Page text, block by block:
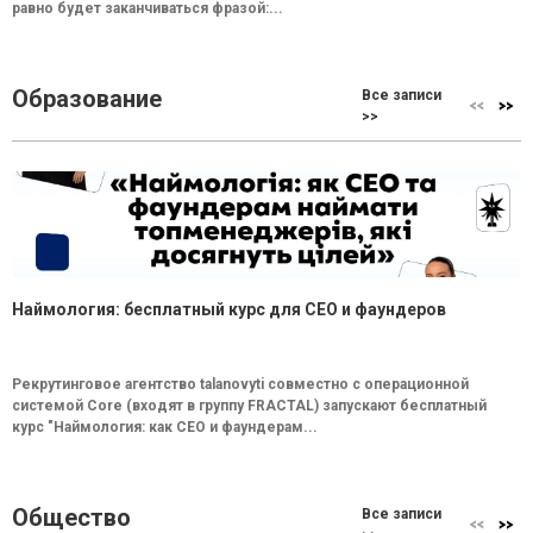
равно будет заканчиваться фразой:...
Образование
Все записи
>>
Наймология: бесплатный курс для CEO и фаундеров
Рекрутинговое агентство talanovyti совместно с операционной
системой Core (входят в группу FRACTAL) запускают бесплатный
курс "Наймология: как СEO и фаундерам...
Общество
Все записи